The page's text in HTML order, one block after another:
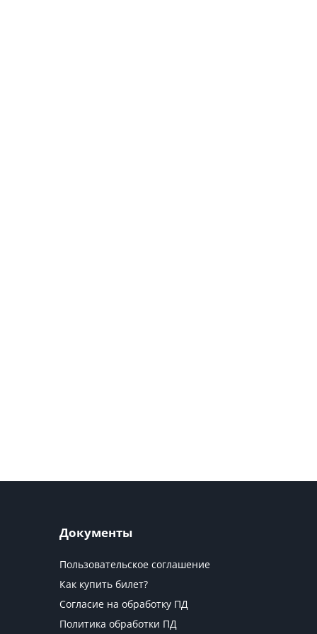
Документы
Пользовательское соглашение
Как купить билет?
Согласие на обработку ПД
Политика обработки ПД